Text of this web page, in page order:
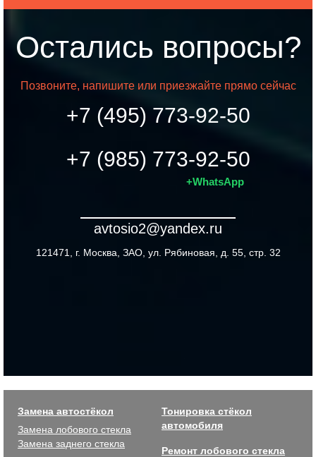
Остались вопросы?
Позвоните, напишите или приезжайте прямо сейчас
+7 (495) 773-92-50
+7 (985) 773-92-50
+WhatsApp
avtosio2@yandex.ru
121471, г. Москва, ЗАО, ул. Рябиновая, д. 55, стр. 32
Замена автостёкол
Замена лобового стекла
Замена заднего стекла
Тонировка стёкол
автомобиля
Ремонт лобового стекла